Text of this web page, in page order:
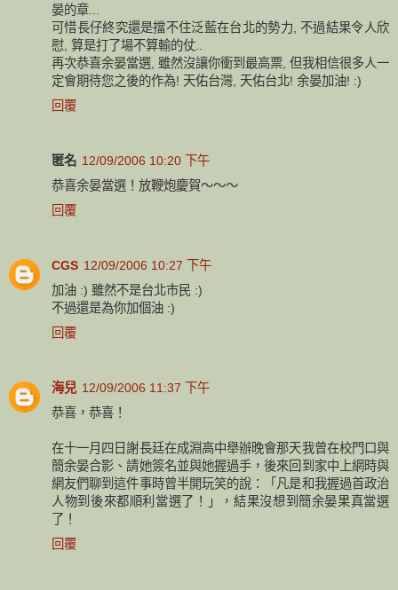
晏的章...
可惜長仔終究還是擋不住泛藍在台北的勢力, 不過結果令人欣
慰, 算是打了場不算輸的仗..
再次恭喜余晏當選, 雖然沒讓你衝到最高票, 但我相信很多人一
定會期待您之後的作為! 天佑台灣, 天佑台北! 余晏加油! :)
回覆
匿名 12/09/2006 10:20 下午
恭喜余晏當選！放鞭炮慶賀～～～
回覆
CGS 12/09/2006 10:27 下午
加油 :) 雖然不是台北市民 :)
不過還是為你加個油 :)
回覆
海兒 12/09/2006 11:37 下午
恭喜，恭喜！
在十一月四日謝長廷在成淵高中舉辦晚會那天我曾在校門口與
簡余晏合影、請她簽名並與她握過手，後來回到家中上網時與
網友們聊到這件事時曾半開玩笑的說：「凡是和我握過首政治
人物到後來都順利當選了！」，結果沒想到簡余晏果真當選
了！
回覆